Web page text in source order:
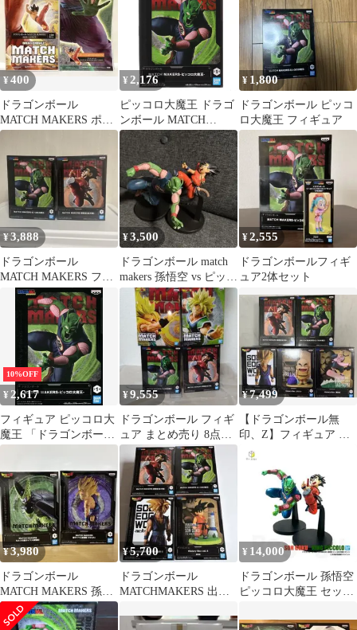
魔王-
¥400
ドラゴンボール
MATCH MAKERS ポス
ター 孫悟空 ピッコロ
¥ 2,176
ピッコロ大魔王 ドラゴ
ンボール MATCH
MAKERS-ピッコロ大魔
王- DRAGON BALL フ
ィギュア プライズ
(2609245) バンプレスト
¥ 1,800
ドラゴンボール ピッコ
ロ大魔王 フィギュア
¥3,888
ドラゴンボール
MATCH MAKERS フィ
ギュア 2種セット
¥3,500
ドラゴンボール match
makers 孫悟空 vs ピッコ
ロ大魔王
¥2,555
ドラゴンボールフィギ
ュア2体セット
10%OFF
¥ 2,617
フィギュア ピッコロ大
魔王 「ドラゴンボー
ル」 MATCH MAKERS
日以内発送】
¥9,555
ドラゴンボール フィギ
ュア まとめ売り 8点セ
ット
¥7,499
【ドラゴンボール無
印、Z】フィギュア ま
とめ売り 5点セット
孫悟空、悟飯他
¥3,980
ドラゴンボール
MATCH MAKERS 孫悟
飯 セル フィギュア
¥5,700
ドラゴンボール
MATCHMAKERS 出
¥ 14,000
ドラゴンボール 孫悟空
ピッコロ大魔王 セット
フィギュア